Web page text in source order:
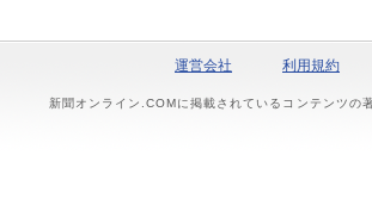
運営会社 利用規約
新聞オンライン.COMに掲載されているコンテンツの